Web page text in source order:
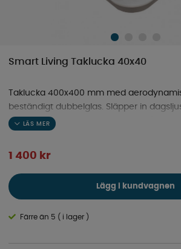
Smart Living Taklucka 40x40
Taklucka 400x400 mm med
beständigt dubbelglas. Släpper in
myggnät, enkel installation och två
1 400 kr
Lägg i kundvagnen
Färre än 5 ( i lager )